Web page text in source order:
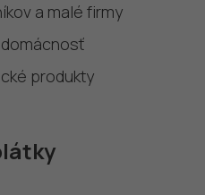
a malé firmy
produkty